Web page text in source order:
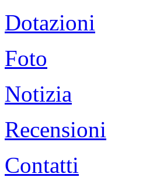
Dotazioni
Foto
Notizia
Recensioni
Contatti